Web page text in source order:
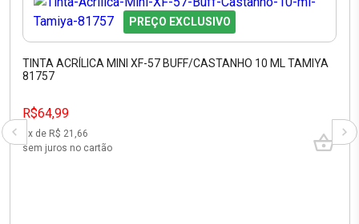
PREÇO EXCLUSIVO
TINTA ACRÍLICA MINI XF-57 BUFF/CASTANHO 10 ML TAMIYA
81757
R$64,99
3x de R$ 21,66
sem juros no cartão